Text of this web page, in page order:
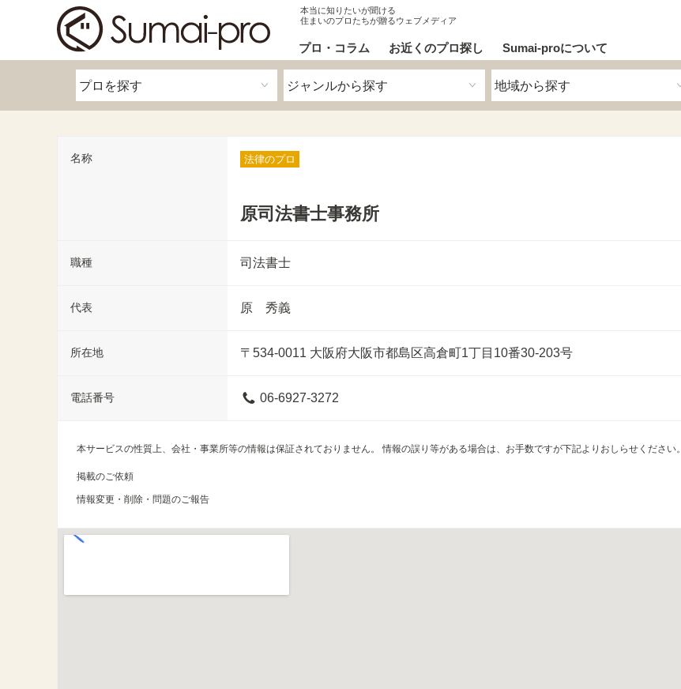
本当に知りたいが聞ける
住まいのプロたちが贈るウェブメディア
プロ・コラム お近くのプロ探し Sumai-proについて
名称 法律のプロ
原司法書士事務所
職種 司法書士
代表 原 秀義
所在地 〒534-0011 大阪府大阪市都島区高倉町1丁目10番30-203号
電話番号 06-6927-3272
本サービスの性質上、会社・事業所等の情報は保証されておりません。 情報の誤り等がある場合は、お手数ですが下記よりおしらせください。
掲載のご依頼
情報変更・削除・問題のご報告